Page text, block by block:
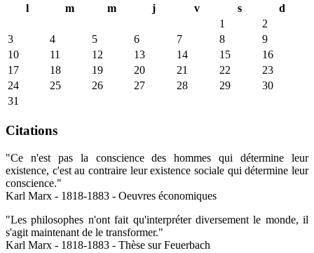
l
m m j v s
d
1
2
3
4 5 6 7 8
9
10
11 12 13 14 15
16
17
18 19 20 21 22
23
24
25 26 27 28 29
30
31
Citations
"Ce n'est pas la conscience des hommes qui détermine leur
existence, c'est au contraire leur existence sociale qui détermine leur
conscience."
Karl Marx - 1818-1883 - Oeuvres économiques
"Les philosophes n'ont fait qu'interpréter diversement le monde, il
s'agit maintenant de le transformer."
Karl Marx - 1818-1883 - Thèse sur Feuerbach